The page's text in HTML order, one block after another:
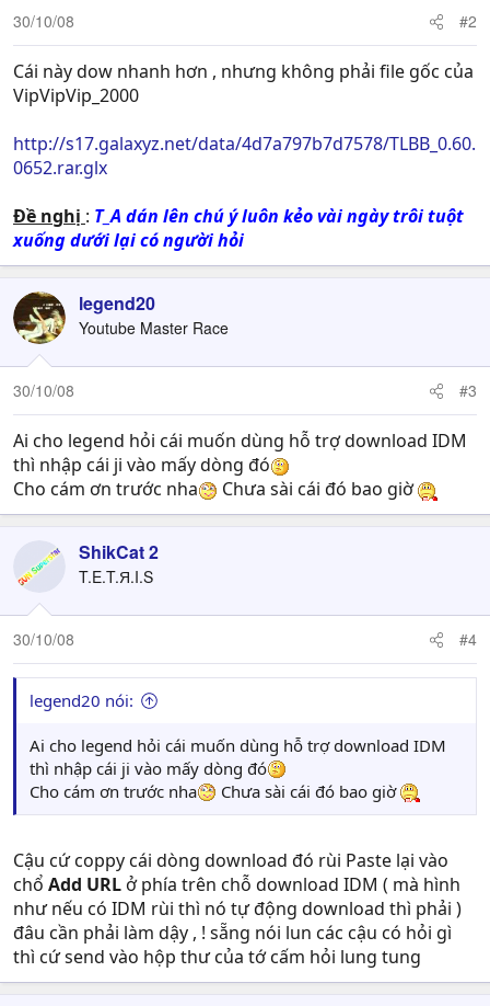
30/10/08 #2
Cái này dow nhanh hơn , nhưng không phải file gốc của
VipVipVip_2000
http://s17.galaxyz.net/data/4d7a797b7d7578/TLBB_0.60.
0652.rar.glx
Đề nghị : T_A dán lên chú ý luôn kẻo vài ngày trôi tuột
xuống dưới lại có người hỏi
legend20
Youtube Master Race
30/10/08 #3
Ai cho legend hỏi cái muốn dùng hỗ trợ download IDM
thì nhập cái ji vào mấy dòng đó
Cho cám ơn trước nha
Chưa sài cái đó bao giờ
ShikCat 2
T.E.T.Я.I.S
30/10/08 #4
legend20 nói:
Ai cho legend hỏi cái muốn dùng hỗ trợ download IDM
thì nhập cái ji vào mấy dòng đó
Cho cám ơn trước nha
Chưa sài cái đó bao giờ
Cậu cứ coppy cái dòng download đó rùi Paste lại vào
chổ Add URLở phía trên chỗ download IDM ( mà hình
như nếu có IDM rùi thì nó tự động download thì phải )
đâu cần phải làm dậy , ! sẵng nói lun các cậu có hỏi gì
thì cứ send vào hộp thư của tớ cấm hỏi lung tung